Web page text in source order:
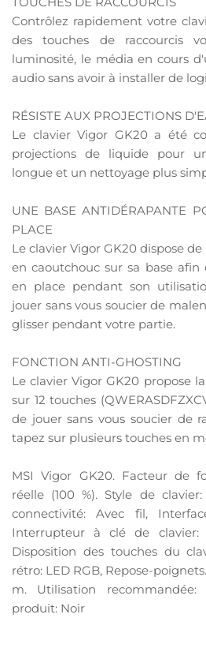
Contrôlez rapidement votre
des touches de raccourcis
luminosité, le média en cours
audio sans avoir à installer de
RÉSISTE AUX PROJECTIONS
Le clavier Vigor GK20 a été
projections de liquide pour
longue et un nettoyage plus
UNE BASE ANTIDÉRAPANTE
PLACE
Le clavier Vigor GK20 dispose
en caoutchouc sur sa base
en place pendant son
jouer sans vous soucier de
glisser pendant votre partie.
FONCTION ANTI-GHOSTING
Le clavier Vigor GK20 propose
sur 12 touches
de jouer sans vous soucier de
tapez sur plusieurs touches en
MSI Vigor GK20. Facteur de
réelle (100 %). Style de
connectivité: Avec fil,
Interrupteur à clé de clavier:
Disposition des touches du
rétro: LED RGB, Repose-
m. Utilisation
produit: Noir